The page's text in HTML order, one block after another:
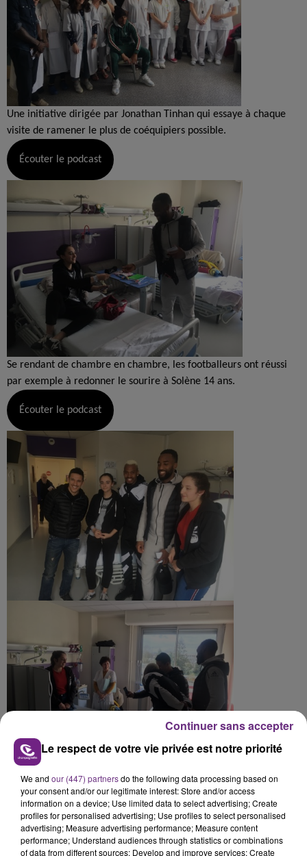
Une initiative dirigée par Jonathan Tinhan qui essaye à chaque
visite de ramener le plus de coéquipiers possible.
Écouter le podcast
Se rendant de chambre en chambre, les footballeurs ont réussi
par exemple à redonner le sourire à Solène 14 ans.
Écouter le podcast
Le respect de votre vie privée est notre priorité
We and our (447) partnersdo the following data processing based on
your consent and/or our legitimate interest: Store and/or access
information on a device; Use limited data to select advertising; Create
profiles for personalised advertising; Use profiles to select personalised
advertising; Measure advertising performance; Measure content
performance; Understand audiences through statistics or combinations
of data from different sources; Develop and improve services; Create
Continuer sans accepter